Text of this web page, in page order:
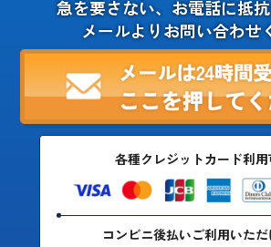
急を要さない、お電話に抵
メールよりお問い合わせ
各種クレジットカード利
コンビニ後払いご利用いた